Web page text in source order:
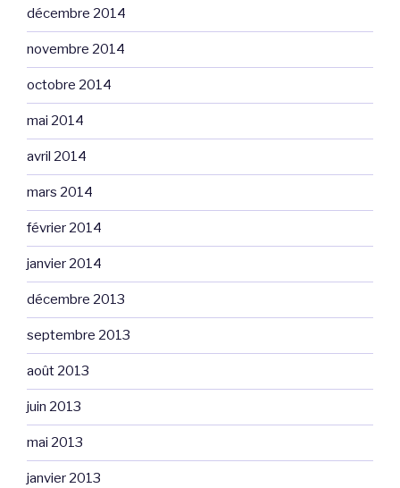
décembre 2014
novembre 2014
octobre 2014
mai 2014
avril 2014
mars 2014
février 2014
janvier 2014
décembre 2013
septembre 2013
août 2013
juin 2013
mai 2013
janvier 2013